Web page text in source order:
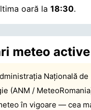
oară la18:30.
meteo active
Națională de
(ANM /
în vigoare — cea